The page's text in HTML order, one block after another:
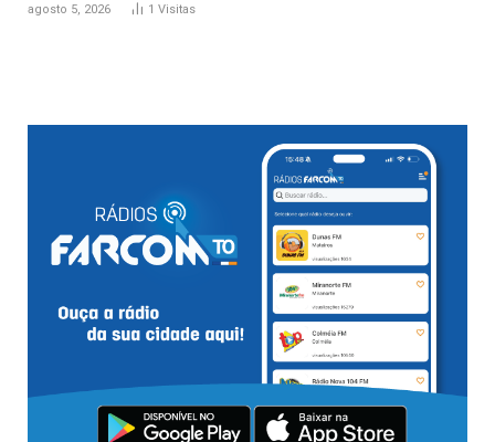
agosto 5, 2026 1 Visitas